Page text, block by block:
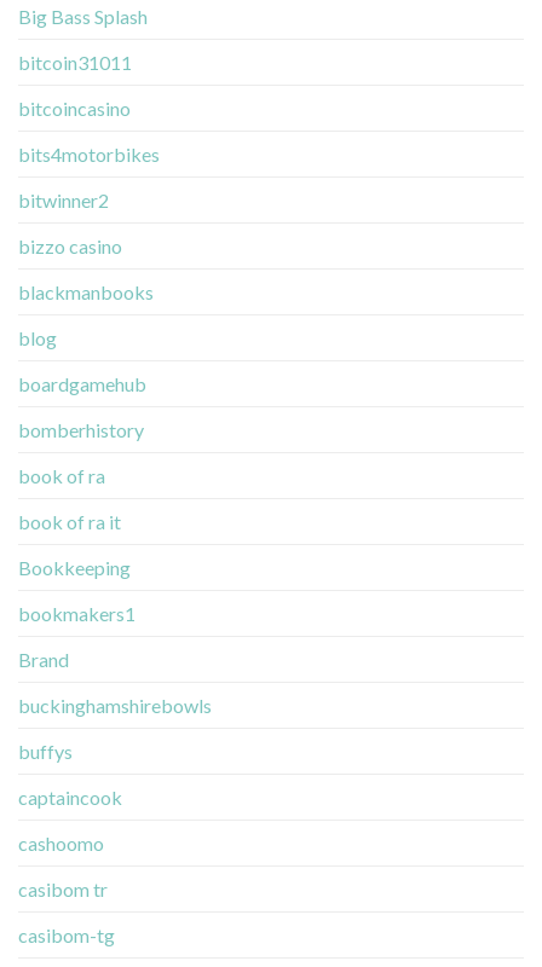
Big Bass Splash
bitcoin31011
bitcoincasino
bits4motorbikes
bitwinner2
bizzo casino
blackmanbooks
blog
boardgamehub
bomberhistory
book of ra
book of ra it
Bookkeeping
bookmakers1
Brand
buckinghamshirebowls
buffys
captaincook
cashoomo
casibom tr
casibom-tg